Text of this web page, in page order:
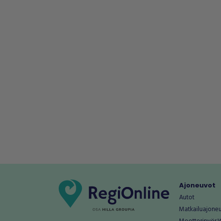
Ajoneuvot
Autot